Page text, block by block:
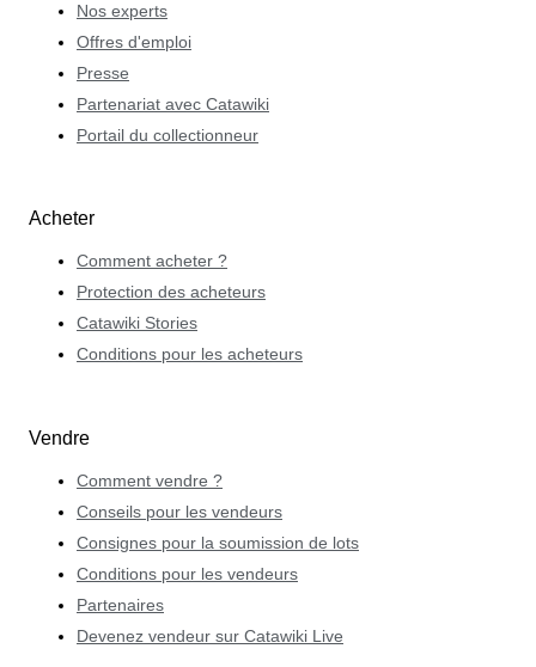
Nos experts
Offres d'emploi
Presse
Partenariat avec Catawiki
Portail du collectionneur
Acheter
Comment acheter ?
Protection des acheteurs
Catawiki Stories
Conditions pour les acheteurs
Vendre
Comment vendre ?
Conseils pour les vendeurs
Consignes pour la soumission de lots
Conditions pour les vendeurs
Partenaires
Devenez vendeur sur Catawiki Live